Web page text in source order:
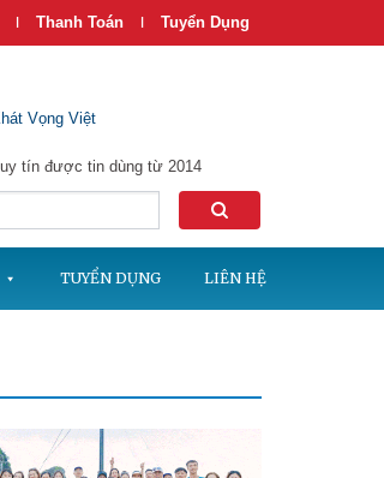
| Thanh Toán | Tuyển Dụng
Vọng Việt
tín được tin dùng từ 2014
TUYỂN DỤNG LIÊN HỆ